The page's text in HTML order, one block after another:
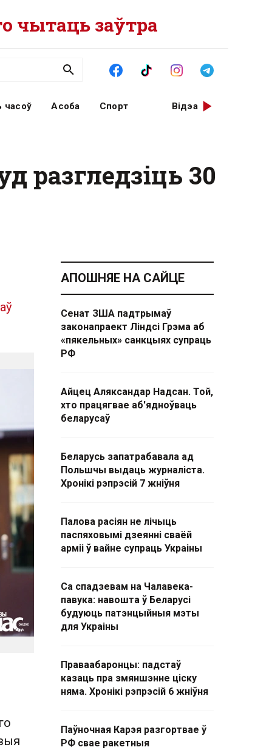
чытаць заўтра
часоў Асоба Спорт Відэа
разгледзіць 30
АПОШНЯЕ НА САЙЦЕ
Сенат ЗША падтрымаў
законапраект Ліндсі Грэма аб
«пякельных» санкцыях супраць
РФ
Айцец Аляксандар Надсан. Той,
хто працягвае аб'ядноўваць
беларусаў
Беларусь запатрабавала ад
Польшчы выдаць журналіста.
Хронікі рэпрэсій 7 жніўня
Палова расіян не лічыць
паспяховымі дзеянні сваёй
арміі ў вайне супраць Украіны
Са спадзевам на Чалавека-
павука: навошта ў Беларусі
будуюць патэнцыйныя мэты
для Украіны
Праваабаронцы: падстаў
казаць пра змяншэнне ціску
няма. Хронікі рэпрэсій 6 жніўня
Паўночная Карэя разгортвае ў
РФ свае ракетныя